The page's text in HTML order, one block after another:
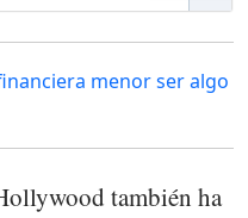
menor ser algo
también ha